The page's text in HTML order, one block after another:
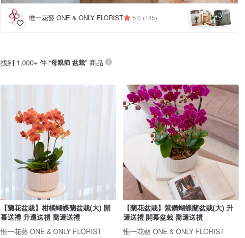
惟一花藝 ONE & ONLY FLORIST 5.0 (485) +3
找到 1,000+ 件 “母親節 盆栽” 商品
【蘭花盆栽】柑橘蝴蝶蘭盆栽(大) 開
幕送禮 升遷送禮 喬遷送禮
惟一花藝 ONE & ONLY FLORIST
【蘭花盆栽】紫鑽蝴蝶蘭盆栽(大) 升
遷送禮 開幕盆栽 喬遷送禮
惟一花藝 ONE & ONLY FLORIST